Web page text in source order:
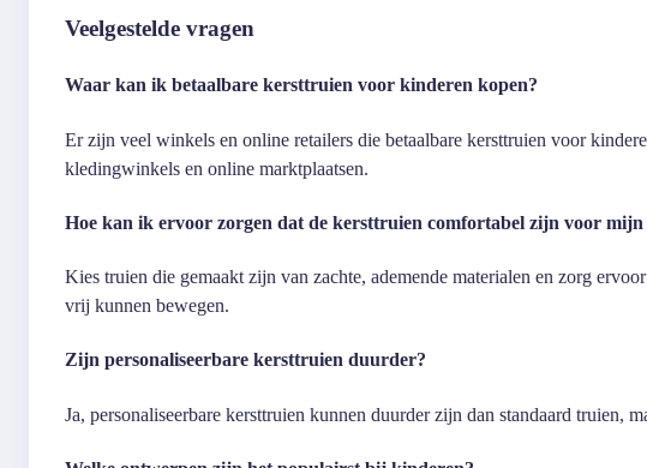
Veelgestelde vragen
Waar kan ik betaalbare kersttruien voor kinderen kopen?
Er zijn veel winkels en online retailers die betaalbare kersttruien voor
kledingwinkels en online marktplaatsen.
Hoe kan ik ervoor zorgen dat de kersttruien comfortabel zijn voor
Kies truien die gemaakt zijn van zachte, ademende materialen en zorg
vrij kunnen bewegen.
Zijn personaliseerbare kersttruien duurder?
Ja, personaliseerbare kersttruien kunnen duurder zijn dan standaard truien,